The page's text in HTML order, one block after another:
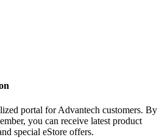
portal for Advantech customers. By
you can receive latest product
special eStore offers.